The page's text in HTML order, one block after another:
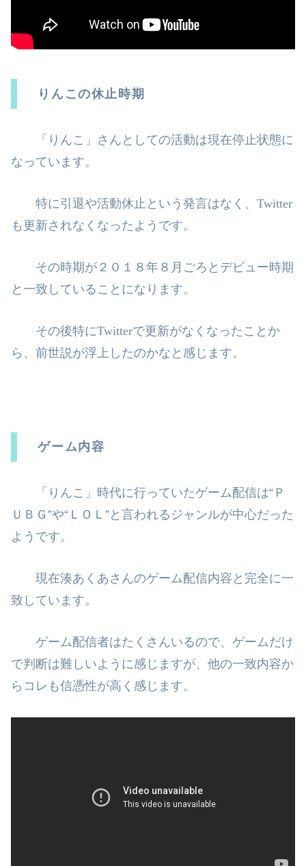
りんこの休止時期
「りんこ」さんとしての活動は現在停止状態に
なっています。
特に引退や活動休止という発言はなく、 Twitter
も更新されなくなったよう です。
その時期が２０１８年８月ごろとデビュー時期
と一致していることになりま す。
その後特にTwitterで更新がなくなったことか
ら、前世説が浮上したのかな と感じます。
ゲーム内容
「りんこ」時代に行っていたゲーム配信は“Ｐ
ＵＢＧ”や“ＬＯＬ”と言われるジャンルが中心だった
ようです。
現在湊あくあさんのゲーム配信内容と完全に一
致しています。
ゲーム配信者はたくさんいるので、ゲームだけ
で判断は難しいように感じま すが、他の一致内容か
らコレも信憑性が高く感じます。